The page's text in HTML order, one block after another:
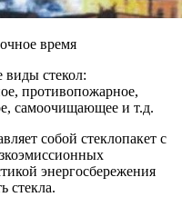
время
стекол:
противопожарное,
самоочищающее и т.д.
собой стеклопакет с
энергосбережения
стекла.